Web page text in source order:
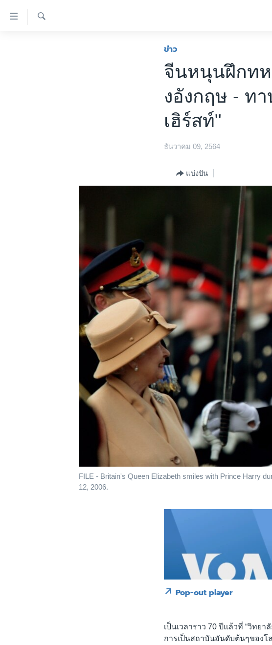
ข่าว
จีนหนุนฝึกทห
งอังกฤษ - ทา
เฮิร์สท์"
ธันวาคม 09, 2564
แบ่งปัน
FILE - Britain's Queen Elizabeth smiles with Prince Harry
12, 2006.
Pop-out player
เป็นเวลาราว 70 ปีแล้วที่ “วิทย
การเป็นสถาบันอันดับต้นๆของโ